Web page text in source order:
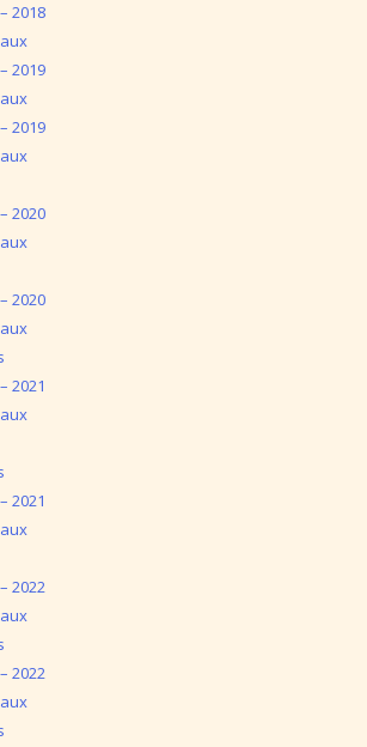
2018
2019
2019
2020
2020
2021
2021
2022
2022